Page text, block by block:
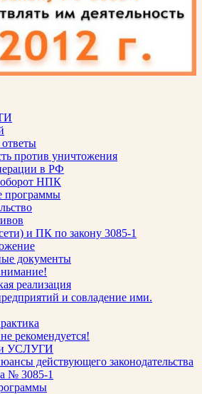
против уничтожения
в РФ
НПК
и ПК по закону 3085-1
документы
реализация
и совладение ими.
рекомендуется!
УСЛУГИ
действующего законодательства
№ 3085-1